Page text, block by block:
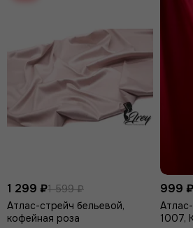
1 299 ₽1 599 ₽
Атлас-стрейч бельевой,
кофейная роза
999 ₽
1007,